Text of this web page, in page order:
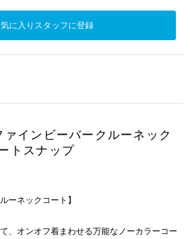
に入りスタッフに登録
ァインビーバークルーネック
トスナップ
ーネックコート】
、オンオフ着まわせる万能なノーカラーコー